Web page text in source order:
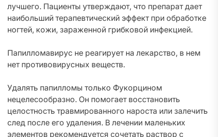
лучшего. Пациенты утверждают, что препарат дает
наибольший терапевтический эффект при обработке
ногтей, кожи, зараженной грибковой инфекцией.
Папилломавирус не реагирует на лекарство, в нем
нет противовирусных веществ.
Удалять папилломы только Фукорцином
нецелесообразно. Он помогает восстановить
целостность травмированного нароста или залечить
след после его удаления. В лечении маленьких
элементов рекомендуется сочетать раствор с